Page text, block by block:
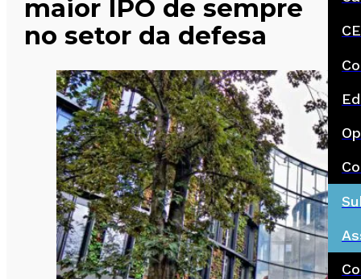
maior IPO de sempre
no setor da defesa